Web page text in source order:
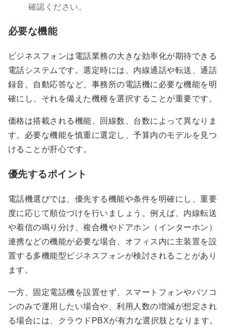
確認ください。
必要な機能
ビジネスフォンは電話業務の大きな効率化が期待できる
電話システムです。選定時には、内線通話や転送、通話
録音、自動応答など、事務所の電話機に必要な機能を明
確にし、それを備えた機種を選択することが重要です。
価格は搭載される機能、回線数、台数によって異なりま
す。必要な機能を慎重に選定し、予算内のモデルを見つ
けることが肝心です。
優先するポイント
電話機選びでは、優先する機能や条件を明確にし、重要
度に応じて順位づけを行いましょう。例えば、内線転送
や着信の鳴り分け、複合機やドアホン（インターホン）
連携などの機能が必要な場合、オフィス内に主装置を設
置する多機能型ビジネスフォンが検討されることがあり
ます。
一方、固定電話機を設置せず、スマートフォンやパソコ
ンのみで運用したい場合や、利用人数の増減が想定され
る場合には、クラウドPBXが有力な選択肢となります。